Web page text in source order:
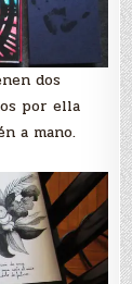
dos
por ella
a mano.